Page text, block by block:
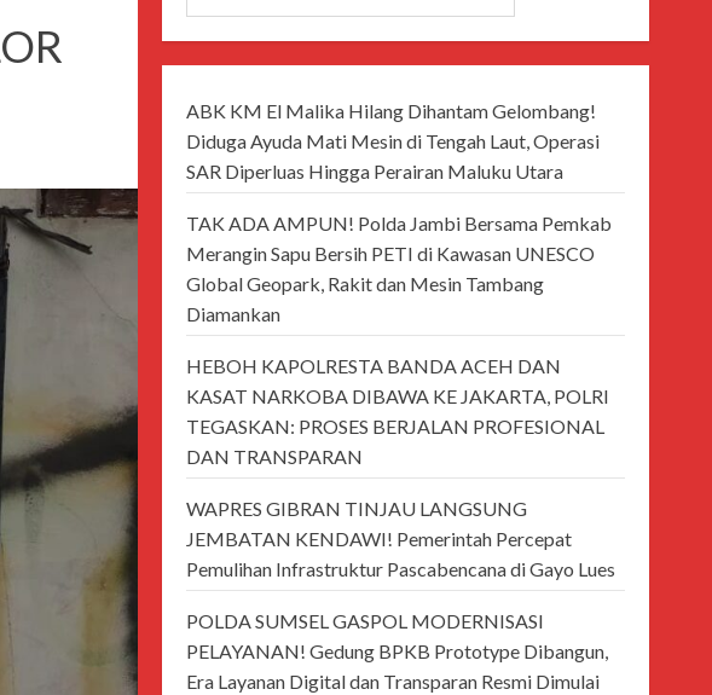
ABK KM El Malika Hilang Dihantam Gelombang!
Diduga Ayuda Mati Mesin di Tengah Laut, Operasi
SAR Diperluas Hingga Perairan Maluku Utara
TAK ADA AMPUN! Polda Jambi Bersama Pemkab
Merangin Sapu Bersih PETI di Kawasan UNESCO
Global Geopark, Rakit dan Mesin Tambang
Diamankan
HEBOH KAPOLRESTA BANDA ACEH DAN
KASAT NARKOBA DIBAWA KE JAKARTA, POLRI
TEGASKAN: PROSES BERJALAN PROFESIONAL
DAN TRANSPARAN
WAPRES GIBRAN TINJAU LANGSUNG
JEMBATAN KENDAWI! Pemerintah Percepat
Pemulihan Infrastruktur Pascabencana di Gayo Lues
POLDA SUMSEL GASPOL MODERNISASI
PELAYANAN! Gedung BPKB Prototype Dibangun,
Era Layanan Digital dan Transparan Resmi Dimulai